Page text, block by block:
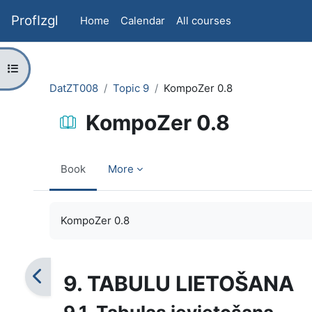
ProfIzgl Home Calendar All courses
Open course index
DatZT008
Topic 9 KompoZer 0.8
KompoZer 0.8
Book More
KompoZer 0.8
9. TABULU LIETOŠANA